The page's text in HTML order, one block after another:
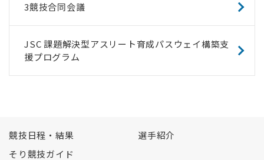
3競技合同会議
JSC 課題解決型アスリート育成パスウェイ構築支
援プログラム
競技日程・結果
選手紹介
そり競技ガイド